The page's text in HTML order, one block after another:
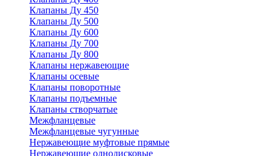
Клапаны Ду 450
Клапаны Ду 500
Клапаны Ду 600
Клапаны Ду 700
Клапаны Ду 800
Клапаны нержавеющие
Клапаны осевые
Клапаны поворотные
Клапаны подъемные
Клапаны створчатые
Межфланцевые
Межфланцевые чугунные
Нержавеющие муфтовые прямые
Нержавеющие однодисковые